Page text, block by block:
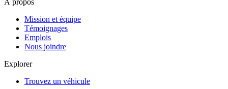
Mission et équipe
Témoignages
Emplois
Nous joindre
Explorer
Trouvez un véhicule